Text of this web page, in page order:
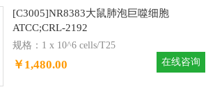
[C3005]NR8383大鼠肺泡巨噬细胞
ATCC;CRL-2192
规格：1 x 10^6 cells/T25
￥1,480.00 在线咨询